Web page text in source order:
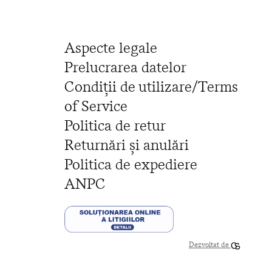
Aspecte legale
Prelucrarea datelor
Condiții de utilizare/Terms
of Service
Politica de retur
Returnări și anulări
Politica de expediere
ANPC
Dezvoltat de